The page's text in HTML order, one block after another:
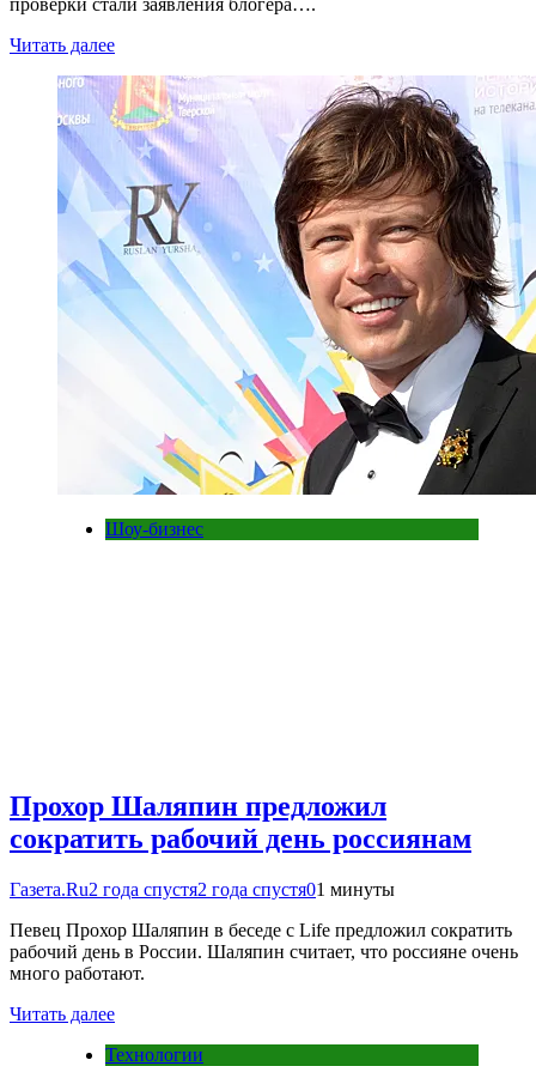
проверки стали заявления блогера….
Читать далее
Шоу-бизнес
Прохор Шаляпин предложил
сократить рабочий день россиянам
Газета.Ru2 года спустя2 года спустя01 минуты
Певец Прохор Шаляпин в беседе с Life предложил сократить
рабочий день в России. Шаляпин считает, что россияне очень
много работают.
Читать далее
Технологии